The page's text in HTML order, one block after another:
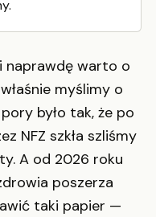
naprawdę warto o
myślimy o
było tak, że po
NFZ szkła szliśmy
A od 2026 roku
poszerza
taki papier —